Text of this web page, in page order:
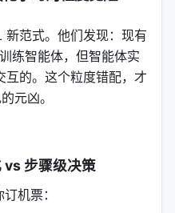
范式。他们发现：现有
练智能体，但智能体实
互的。这个粒度错配，才
元凶。
步骤级决策
机票：